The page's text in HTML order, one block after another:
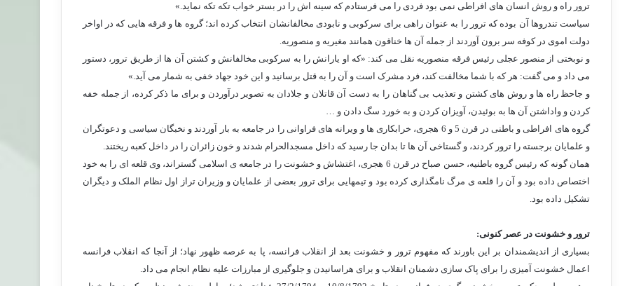
ترور راه و روش انسان های افراطی نمی بود فردی را می فرستادم که سینه اش را در بستر خواب تکه تکه نماید.»
سیاست تندروها آن بوده که ترور را به عنوان راهی برای سرکوبی و نابودی مخالفانشان انتخاب کرده اند؛ گروه ها و فرقه هایی که در اواخر
دولت اموی در کوفه سر برون آوردند از جمله آن ها خناقون همانند مغیریه و منصوریه.
و نوبختی از منصور عجلی رئیس فرقه منصوریه نقل می کند: «که او یارانش را به سرکوبی مخالفانش و کشتن آن ها از طریق ترور، دستور
می داد و می گفت: هر که با شما مخالفت کند، فرد مشرک است و آن را به قتل برسانید و این خود جهاد خفی به شمار می آید.»
و جاحظ راه ها و روش های کشتن و تعذیب بی گناهان را به دست آن قاتلان و جلادان به تصویر درآوردن و برای ما ذکر کرده، از جمله خفه
کردن و واداشتن آن ها به بوئیدن، آویزان کردن و به خورد سگ دادن و …
گروه های افراطی و باطنی در قرن 5 و 6 هجری، خرابکاری ها و ویرانه های فراوانی را در جامعه به بار آوردند و نخبگان سیاسی و دعوتگران
و علمایان برجسته را ترور کردند، و گستاخی آن ها تا بدان جا رسید که داخل مسجدالحرام شدند و خون زائران را در داخل کعبه ریختند.
همان گونه که رئیس گروه باطنیه، حسن صباح در قرن 6 هجری، اغتشاش و خشونت را در جامعه ی اسلامی گستراند، وی قلعه ای را به خود
اختصاص داده بود و آن را قلعه ی مرگ نامگذاری کرده بود و تیم­هایی برای ترور بعضی از علمایان و وزیران تراز اول نظام الملک و دیگران
تشکیل داده بود.
ترور و خشونت در عصر کنونی:
بسیاری از اندیشمندان بر این باورند که مفهوم ترور و خشونت بعد از انقلاب فرانسه، پا به عرصه ظهور نهاد؛ از آنجا که انقلاب فرانسه
اعمال خشونت آمیزی را برای پاک سازی دشمنان انقلاب و برای هراسانیدن و جلوگیری از مبارزات علیه نظام انجام می داد.